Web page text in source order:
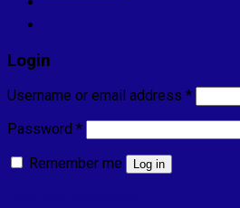
Login
Username or email address *
Password *
Remember me
Log in